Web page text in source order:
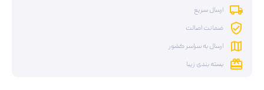
ارسال سریع
ضمانت اصالت
ارسال به سراسر کشور
بسته بندی زیبا